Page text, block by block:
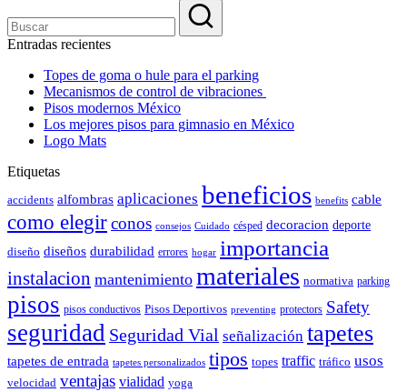
Entradas recientes
Topes de goma o hule para el parking
Mecanismos de control de vibraciones
Pisos modernos México
Los mejores pisos para gimnasio en México
Logo Mats
Etiquetas
accidents alfombras aplicaciones beneficios benefits cable
como elegirconos consejos Cuidado césped decoracion deporte
diseño diseños durabilidad errores hogar importancia
instalacion mantenimiento materiales normativa parking
pisos pisos conductivos Pisos Deportivos preventing protectors Safety
seguridad Seguridad Vial señalización tapetes
tapetes de entrada tapetes personalizados tipos topes traffic tráfico usos
velocidad ventajas vialidad yoga